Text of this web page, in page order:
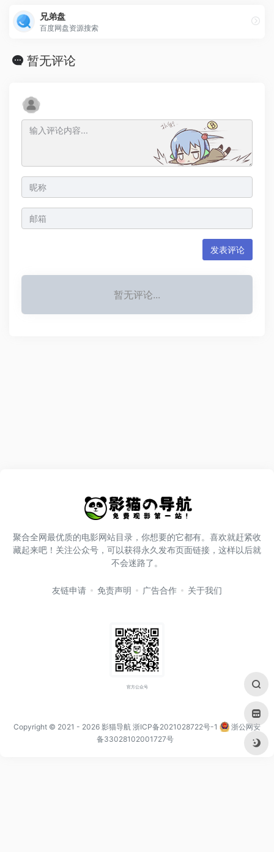
兄弟盘
百度网盘资源搜索
暂无评论
发表评论
暂无评论...
聚合全网最优质的电影网站目录，你想要的它都有。喜欢就赶紧收
藏起来吧！关注公众号，可以获得永久发布页面链接，这样以后就
不会迷路了。
友链申请 免责声明 广告合作 关于我们
官方公众号
Copyright © 2021 - 2026 影猫导航 浙ICP备2021028722号-1
浙公网安
备33028102001727号